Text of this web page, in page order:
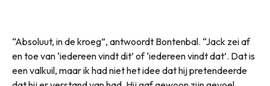
“Absoluut, in de kroeg”, antwoordt Bontenbal. “Jack zei af
en toe van ‘iedereen vindt dit’ of ‘iedereen vindt dat’. Dat is
een valkuil, maar ik had niet het idee dat hij pretendeerde